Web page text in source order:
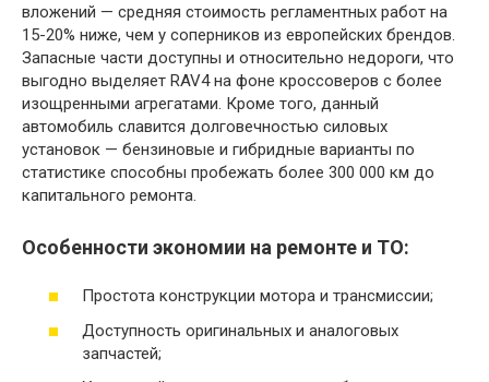
вложений — средняя стоимость регламентных работ на
15-20% ниже, чем у соперников из европейских брендов.
Запасные части доступны и относительно недороги, что
выгодно выделяет RAV4 на фоне кроссоверов с более
изощренными агрегатами. Кроме того, данный
автомобиль славится долговечностью силовых
установок — бензиновые и гибридные варианты по
статистике способны пробежать более 300 000 км до
капитального ремонта.
Особенности экономии на ремонте и ТО:
Простота конструкции мотора и трансмиссии;
Доступность оригинальных и аналоговых
запчастей;